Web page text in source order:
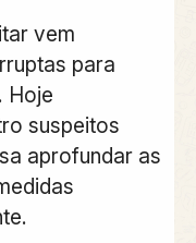
vem
para
Hoje
suspeitos
aprofundar as